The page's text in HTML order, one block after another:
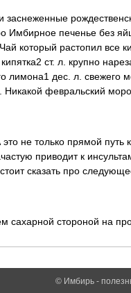
заснеженные
Имбирное печенье без
который растопил все
ст. л. крупно
лимона1 дес. л.
февральский
не только прямой
приводит к
сказать про
сахарной стороной на
© Имбирь -